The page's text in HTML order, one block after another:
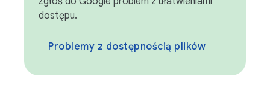
dostępu.
Problemy z dostępnością plików